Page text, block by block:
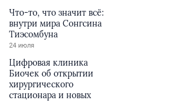
Что-то, что значит всё:
внутри мира Сонгсина
Тиэсомбуна
24 июля
Цифровая клиника
Биочек об открытии
хирургического
стационара и новых